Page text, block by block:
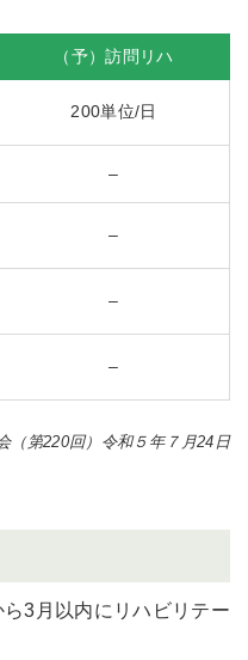
（予）訪問リハ
200単位/日
–
–
–
–
（第220回）令和５年７月24日
ら3月以内にリハビリテー